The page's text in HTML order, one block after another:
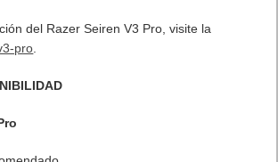
del Razer Seiren V3 Pro, visite la
pro.